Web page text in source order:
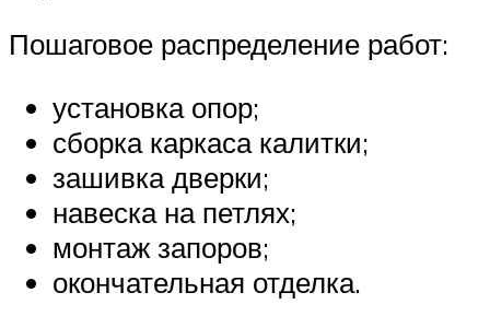
Пошаговое распределение работ:
установка опор;
сборка каркаса калитки;
зашивка дверки;
навеска на петлях;
монтаж запоров;
окончательная отделка.